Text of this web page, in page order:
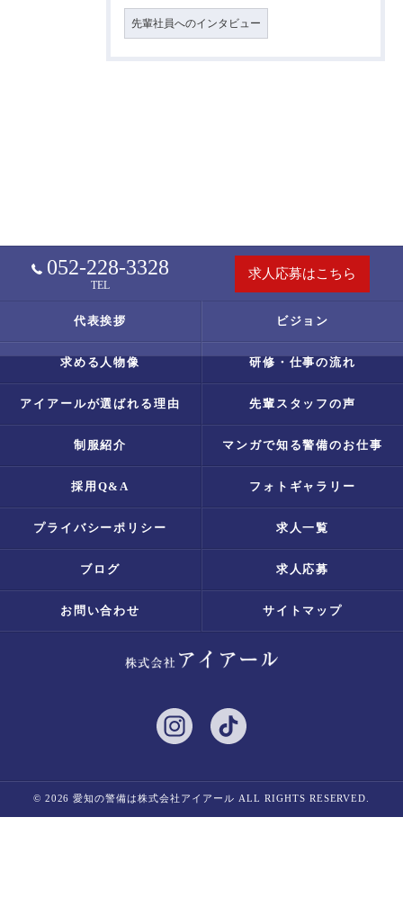
先輩社員へのインタビュー
052-228-3328
TEL
求人応募はこちら
代表挨拶 ビジョン
求める人物像 研修・仕事の流れ
アイアールが選ばれる理由 先輩スタッフの声
制服紹介 マンガで知る警備のお仕事
採用Q&A フォトギャラリー
プライバシーポリシー 求人一覧
ブログ 求人応募
お問い合わせ サイトマップ
© 2026 愛知の警備は株式会社アイアール ALL RIGHTS RESERVED.